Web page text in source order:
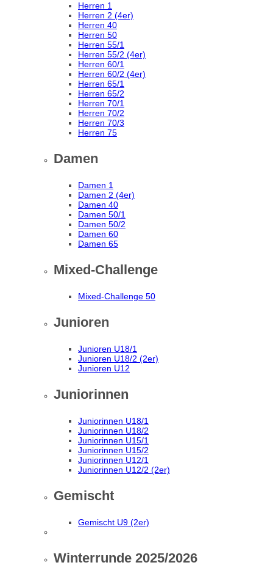
Herren 1
Herren 2 (4er)
Herren 40
Herren 50
Herren 55/1
Herren 55/2 (4er)
Herren 60/1
Herren 60/2 (4er)
Herren 65/1
Herren 65/2
Herren 70/1
Herren 70/2
Herren 70/3
Herren 75
Damen
Damen 1
Damen 2 (4er)
Damen 40
Damen 50/1
Damen 50/2
Damen 60
Damen 65
Mixed-Challenge
Mixed-Challenge 50
Junioren
Junioren U18/1
Junioren U18/2 (2er)
Junioren U12
Juniorinnen
Juniorinnen U18/1
Juniorinnen U18/2
Juniorinnen U15/1
Juniorinnen U15/2
Juniorinnen U12/1
Juniorinnen U12/2 (2er)
Gemischt
Gemischt U9 (2er)
Winterrunde 2025/2026